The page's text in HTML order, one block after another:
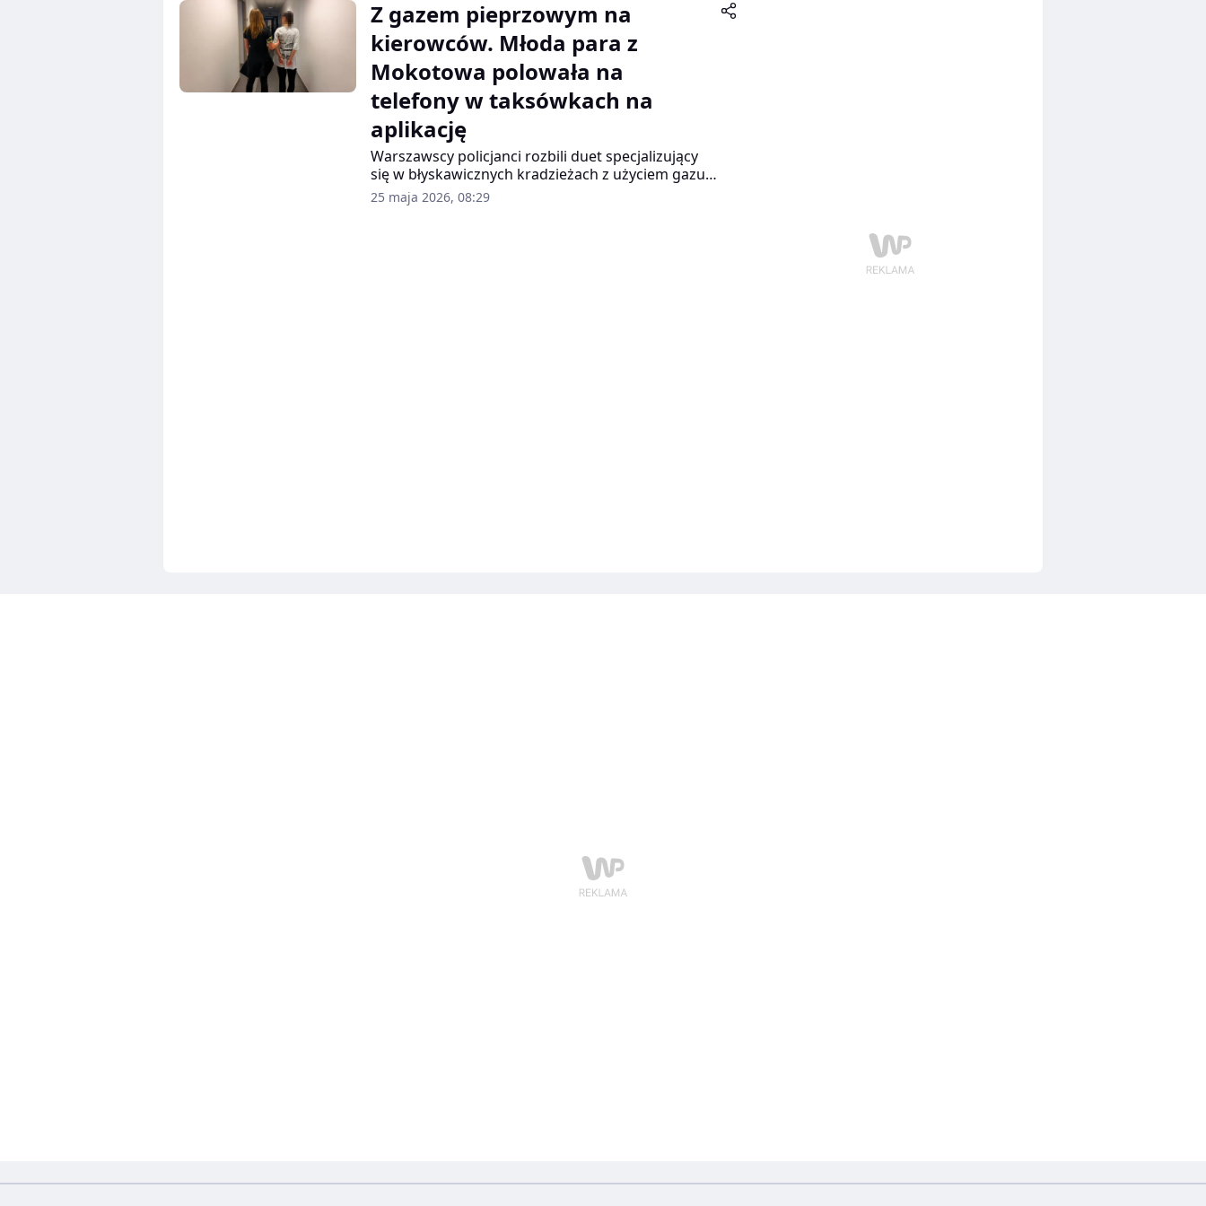
Z gazem pieprzowym na
kierowców. Młoda para z
Mokotowa polowała na
telefony w taksówkach na
aplikację
Warszawscy policjanci rozbili duet specjalizujący
się w błyskawicznych kradzieżach z użyciem gazu
obezwładniającego. Ofiarami 21-latka i 20-latki
padali głównie kierowcy świadczący usługi
25 maja 2026, 08:29